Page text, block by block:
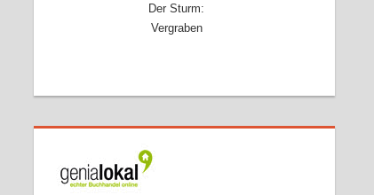
Der Sturm:
Vergraben